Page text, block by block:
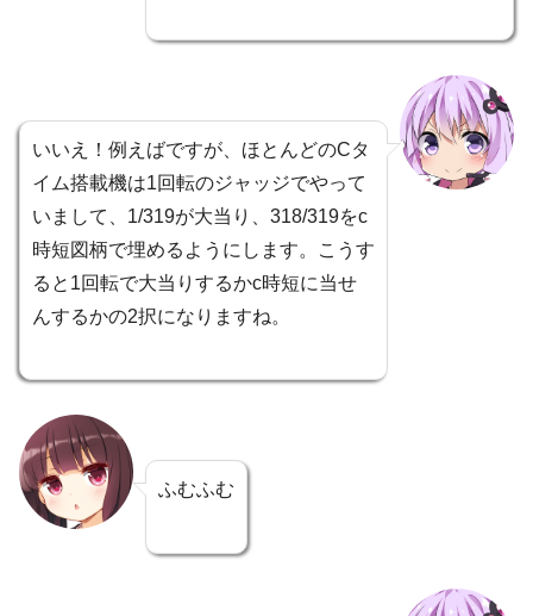
いいえ！例えばですが、ほとんどのCタ
イム搭載機は1回転のジャッジでやって
いまして、1/319が大当り、318/319をc
時短図柄で埋めるようにします。こうす
ると1回転で大当りするかc時短に当せ
んするかの2択になりますね。
ふむふむ